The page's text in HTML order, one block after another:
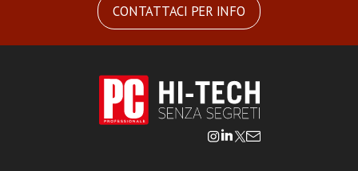
CONTATTACI PER INFO